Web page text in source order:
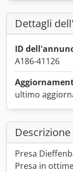
Dettagli
ID
A186-41126
ultimo
Descrizione
Presa
Presa in